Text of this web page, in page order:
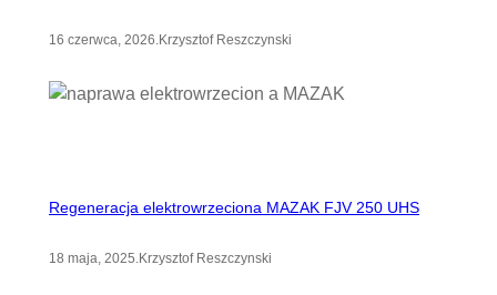
16 czerwca, 2026.Krzysztof Reszczynski
Regeneracja elektrowrzeciona MAZAK FJV 250 UHS
18 maja, 2025.Krzysztof Reszczynski